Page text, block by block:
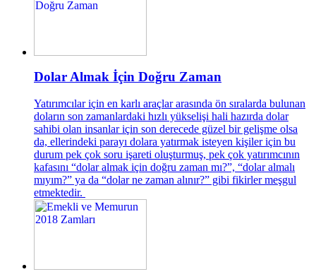
Dolar Almak İçin Doğru Zaman
Yatırımcılar için en karlı araçlar arasında ön sıralarda bulunan
doların son zamanlardaki hızlı yükselişi hali hazırda dolar
sahibi olan insanlar için son derecede güzel bir gelişme olsa
da, ellerindeki parayı dolara yatırmak isteyen kişiler için bu
durum pek çok soru işareti oluşturmuş, pek çok yatırımcının
kafasını “dolar almak için doğru zaman mı?”, “dolar almalı
mıyım?” ya da “dolar ne zaman alınır?” gibi fikirler meşgul
etmektedir.